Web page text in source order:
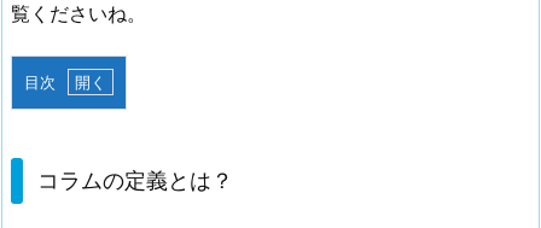
覧くださいね。
目次
1.
ラ
コラムの定義とは？